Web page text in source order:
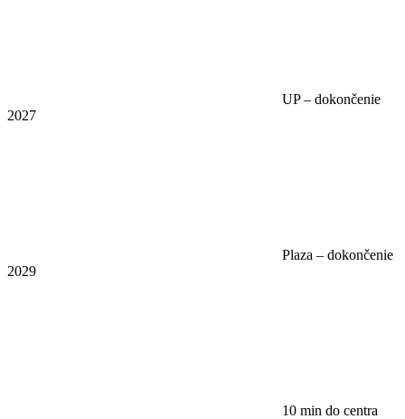
UP – dokončenie
2027
Plaza – dokončenie
2029
10 min do centra